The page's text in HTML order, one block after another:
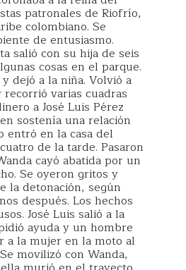
patronales de Riofrío,
colombiano. Se
de entusiasmo.
salió con su hija de seis
cosas en el parque.
dejó a la niña. Volvió a
varias cuadras
a José Luis Pérez
sostenía una relación
entró en la casa del
de la tarde. Pasaron
cayó abatida por un
Se oyeron gritos y
la detonación, según
después. Los hechos
José Luis salió a la
ayuda y un hombre
a la mujer en la moto al
movilizó con Wanda,